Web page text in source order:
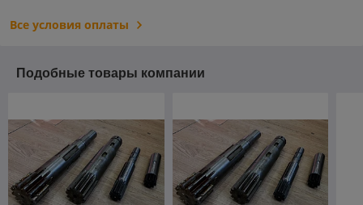
Все условия оплаты
Подобные товары компании